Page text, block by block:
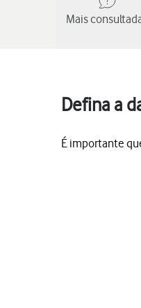
Mais
Defina a
É importante